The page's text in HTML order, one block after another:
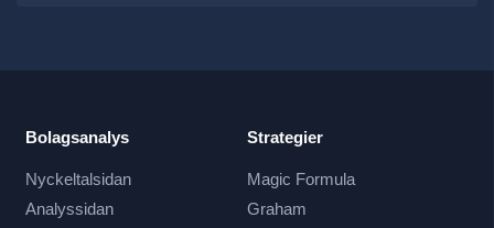
Bolagsanalys
Nyckeltalsidan
Analyssidan
Strategier
Magic Formula
Graham